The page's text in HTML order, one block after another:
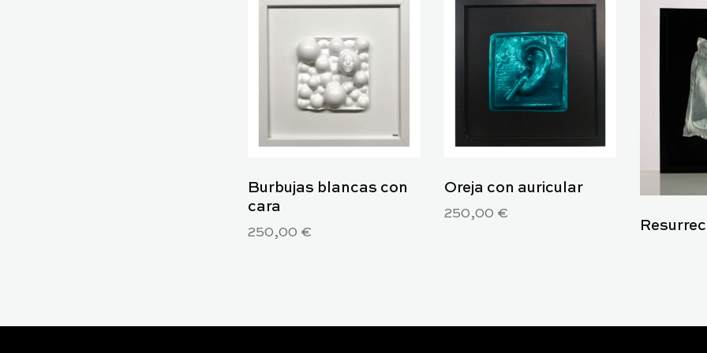
Burbujas blancas con
cara
250,00 €
Oreja con auricular
250,00 €